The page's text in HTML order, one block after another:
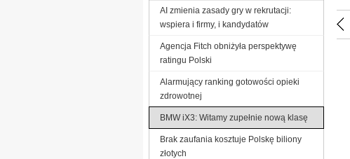
AI zmienia zasady gry w rekrutacji:
wspiera i firmy, i kandydatów
Agencja Fitch obniżyła perspektywę
ratingu Polski
Alarmujący ranking gotowości opieki
zdrowotnej
BMW iX3: Witamy zupełnie nową klasę
Brak zaufania kosztuje Polskę biliony
złotych